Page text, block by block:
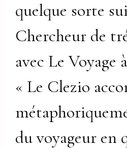
quelque sorte
Chercheur de
avec Le Voyage
« Le Clezio
du voyageur en